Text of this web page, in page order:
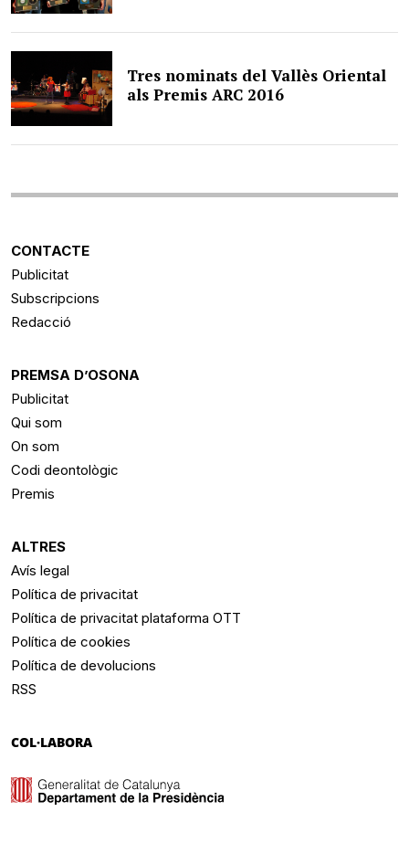
Tres nominats del Vallès Oriental
als Premis ARC 2016
CONTACTE
Publicitat
Subscripcions
Redacció
PREMSA D’OSONA
Publicitat
Qui som
On som
Codi deontològic
Premis
ALTRES
Avís legal
Política de privacitat
Política de privacitat plataforma OTT
Política de cookies
Política de devolucions
RSS
COL·LABORA